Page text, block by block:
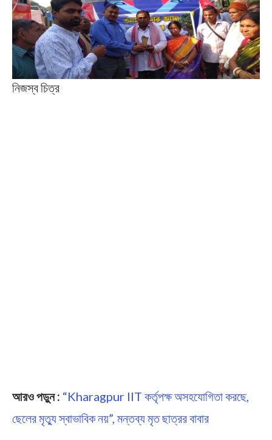
নিজস্ব চিত্র
আরও পড়ুন : “Kharagpur IIT কর্তৃপক্ষ অসহযোগিতা করছে,
ছেলের মৃত্যু স্বাভাবিক নয়”, মন্তব্য মৃত ছাত্রর বাবার